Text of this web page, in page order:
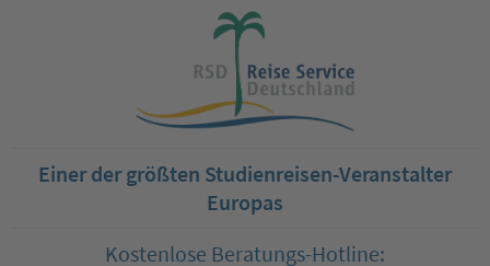
Einer der größten Studienreisen-Veranstalter
Europas
Kostenlose Beratungs-Hotline: